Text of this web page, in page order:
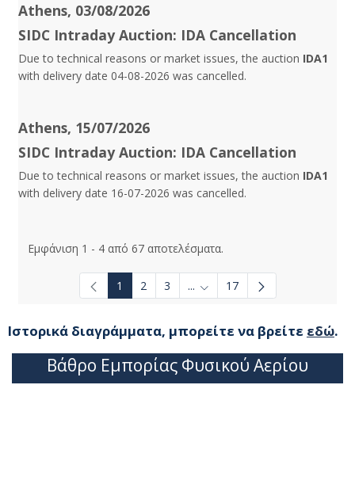
Athens, 03/08/2026
SIDC Intraday Auction: IDA Cancellation
Due to technical reasons or market issues, the auction IDA1
with delivery date 04-08-2026 was cancelled.
Athens, 15/07/2026
SIDC Intraday Auction: IDA Cancellation
Due to technical reasons or market issues, the auction IDA1
with delivery date 16-07-2026 was cancelled.
Εμφάνιση 1 - 4 από 67 αποτελέσματα.
1 2 3 ... Ενδιάμεσες σελίδες Use
17
Ιστορικά διαγράμματα, μπορείτε να βρείτε εδώ.
Βάθρο Εμπορίας Φυσικού Αερίου